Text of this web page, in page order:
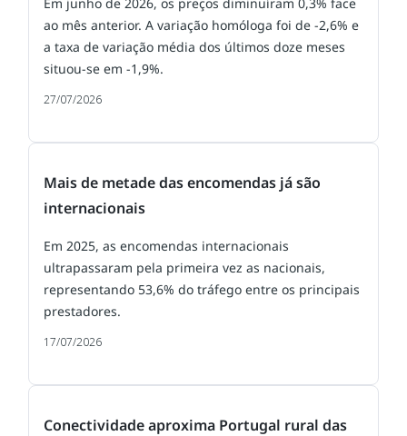
ao mês anterior. A variação homóloga foi de -2,6% e
a taxa de variação média dos últimos doze meses
situou-se em -1,9%.
27/07/2026
Mais de metade das encomendas já são
internacionais
Em 2025, as encomendas internacionais
ultrapassaram pela primeira vez as nacionais,
representando 53,6% do tráfego entre os principais
prestadores.
17/07/2026
Conectividade aproxima Portugal rural das